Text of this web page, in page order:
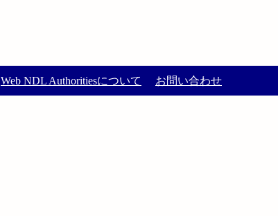
Web NDL Authoritiesについて お問い合わせ